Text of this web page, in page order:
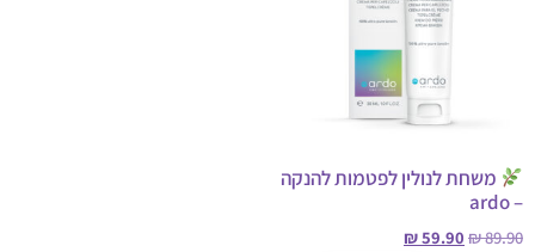
משחת לנולין לפטמות להנקה
– ardo
₪89.90
₪59.90